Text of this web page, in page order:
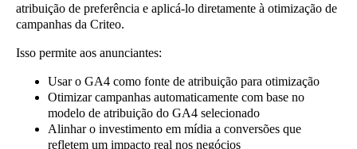
atribuição de preferência e aplicá-lo diretamente à otimização de
campanhas da Criteo.
Isso permite aos anunciantes:
Usar o GA4 como fonte de atribuição para otimização
Otimizar campanhas automaticamente com base no
modelo de atribuição do GA4 selecionado
Alinhar o investimento em mídia a conversões que
refletem um impacto real nos negócios